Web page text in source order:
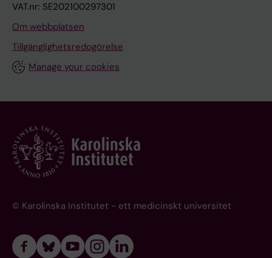
VAT.nr: SE202100297301
Om webbplatsen
Tillgänglighetsredogörelse
Manage your cookies
© Karolinska Institutet - ett medicinskt universitet